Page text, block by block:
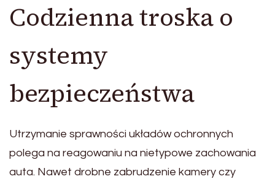
Codzienna troska o
systemy
bezpieczeństwa
Utrzymanie sprawności układów ochronnych
polega na reagowaniu na nietypowe zachowania
auta. Nawet drobne zabrudzenie kamery czy